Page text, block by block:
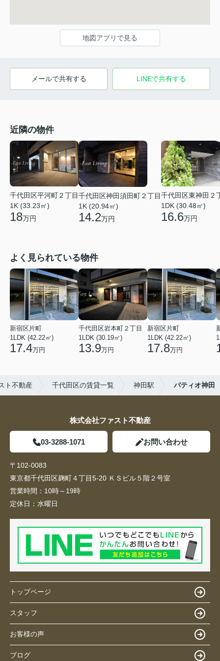
地図アプリで見る
メールで共有する LINEで共有する
近隣の物件
千代田区平河町２丁目
1K (33.23㎡)
18万円
千代田区神田須田町２丁目
1K (20.94㎡)
14.2万円
千代田区東神田２
1DK (30.48㎡)
16.6万円
よく見られている物件
新宿区片町
1LDK (42.22㎡)
17.4万円
千代田区岩本町２丁目
1LDK (30.19㎡)
13.9万円
新宿区片町
1LDK (42.22㎡)
17.8万円
ト不動産 千代田区の賃貸一覧 神田駅 パティオ神田
株式会社ファスト不動産
03-3288-1071 お問い合わせ
〒102-0083
東京都千代田区麹町４丁目5-20 ＫＳビル５階２号室
営業時間： 10時～19時
定休日： 水曜日
トップページ
スタッフ
お客様の声
ブログ